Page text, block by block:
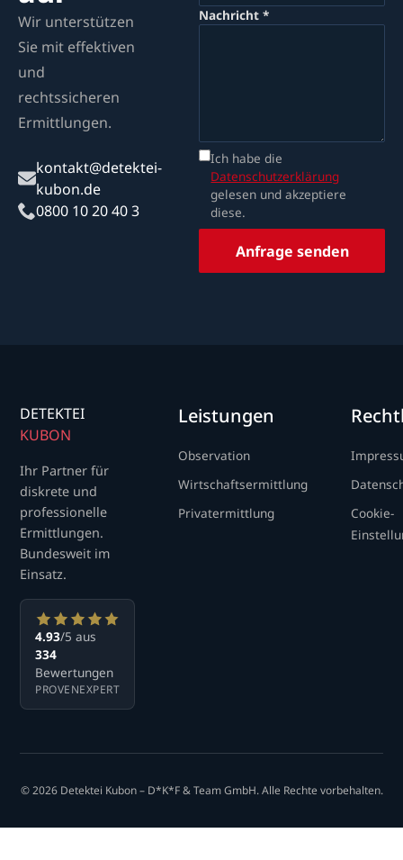
Wir unterstützen
Sie mit effektiven
und
rechtssicheren
Ermittlungen.
kontakt@detektei-
kubon.de
0800 10 20 40 3
Nachricht *
Ich habe die
Datenschutzerklärung
gelesen und akzeptiere
diese.
Anfrage senden
DETEKTEI
KUBON
Ihr Partner für
diskrete und
professionelle
Ermittlungen.
Bundesweit im
Einsatz.
4.93/5 aus
334
Bewertungen
PROVENEXPERT
Leistungen
Observation
Wirtschaftsermittlung
Privatermittlung
Cookie-
© 2026 Detektei Kubon – D*K*F & Team GmbH. Alle Rechte vorbehalten.